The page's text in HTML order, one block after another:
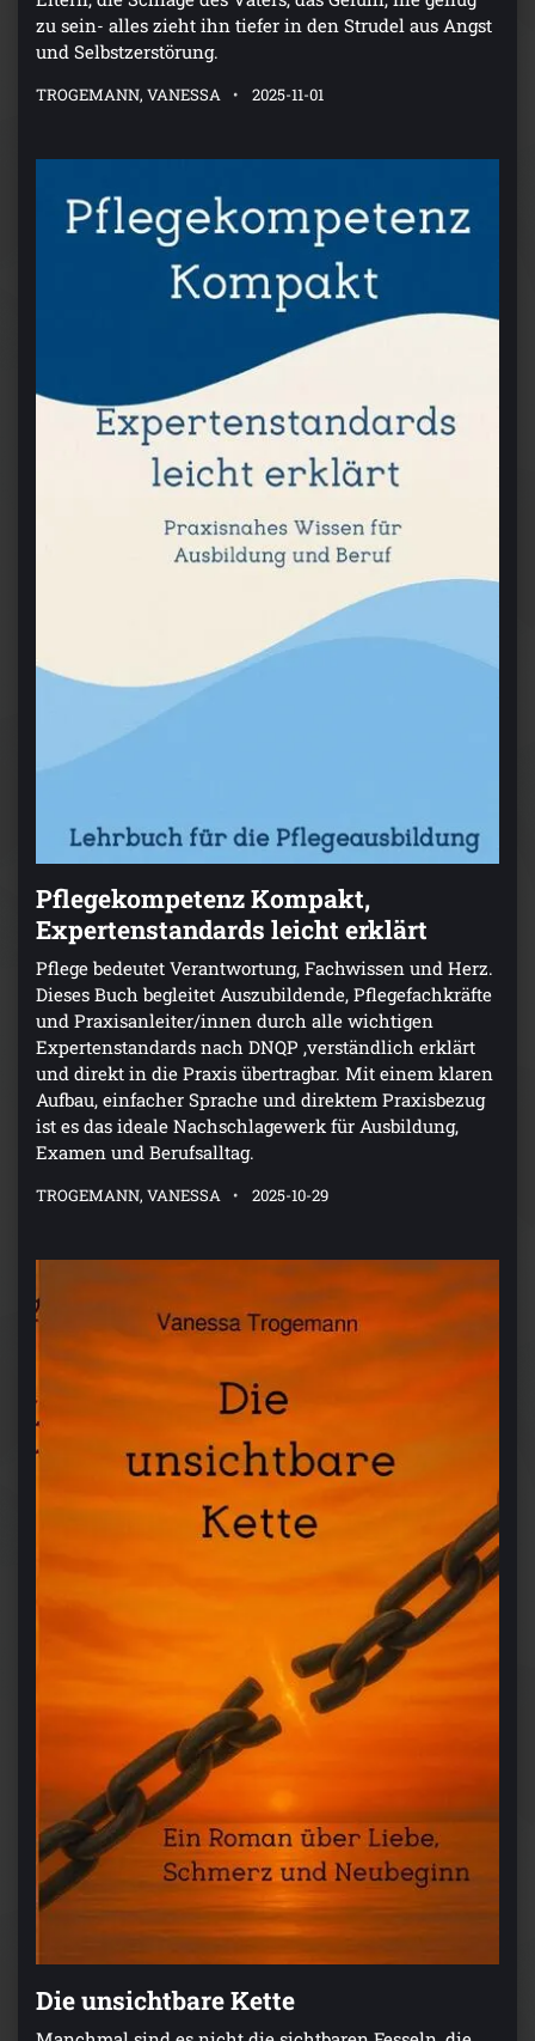
zu sein- alles zieht ihn tiefer in den Strudel aus Angst
und Selbstzerstörung.
TROGEMANN, VANESSA 2025-11-01
Pflegekompetenz Kompakt,
Expertenstandards leicht erklärt
Pflege bedeutet Verantwortung, Fachwissen und Herz.
Dieses Buch begleitet Auszubildende, Pflegefachkräfte
und Praxisanleiter/innen durch alle wichtigen
Expertenstandards nach DNQP ,verständlich erklärt
und direkt in die Praxis übertragbar. Mit einem klaren
Aufbau, einfacher Sprache und direktem Praxisbezug
ist es das ideale Nachschlagewerk für Ausbildung,
Examen und Berufsalltag.
TROGEMANN, VANESSA 2025-10-29
Die unsichtbare Kette